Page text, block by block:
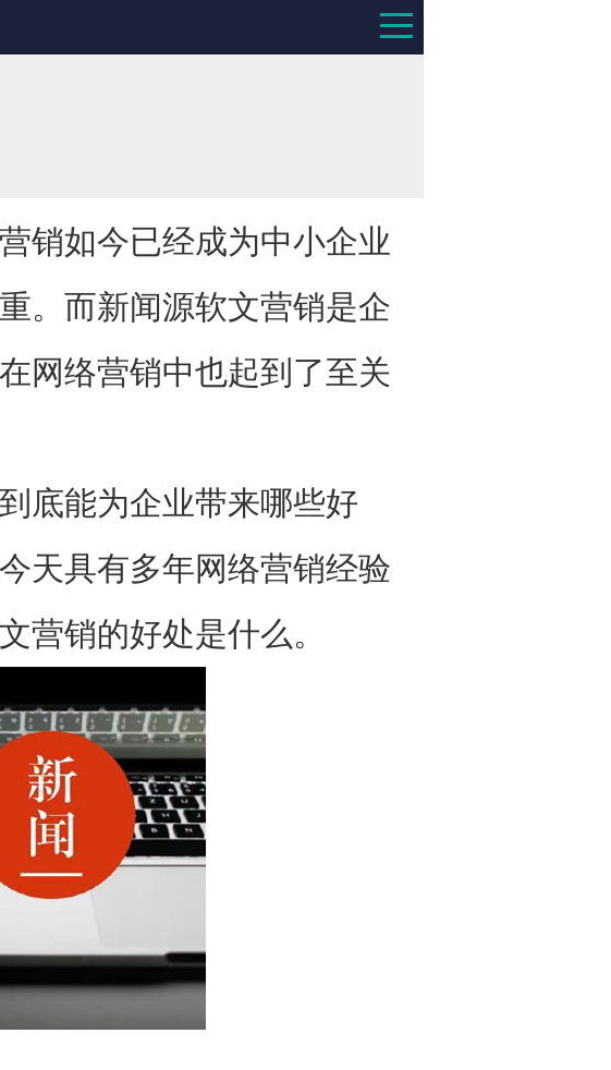
如今已经成为中小企业
。而新闻源软文营销是企
网络营销中也起到了至关
能为企业带来哪些好
天具有多年网络营销经验
营销的好处是什么。